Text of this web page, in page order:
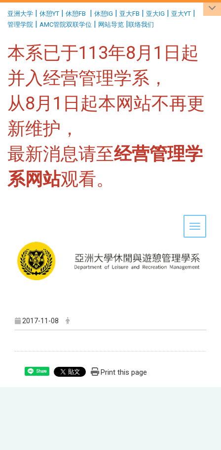
亚洲大学 | 休憩YT | 休憩FB | 休憩IG | 亚大FB | 亚大IG | 亚大YT |
管理学院 | AMC管院双联学位 | 网站导览 |联络我们
本系已于113年8月1日起
并入经营管理学系，
从8月1日起本网站不再更
新维护，
最新消息请至经营管理学
系网站观看。
Toggle
2017-11-08
Share Print this page